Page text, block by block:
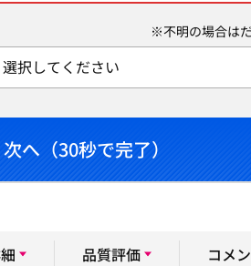
※不明の場合は
選択してください
次へ（30秒で完了）
品質評価 コメ